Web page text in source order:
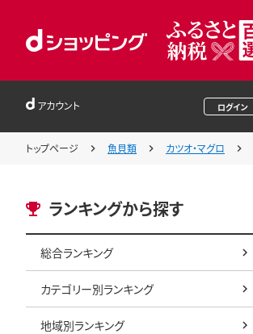
アカウント ログイン
トップページ 魚貝類 カツオ・マグロ
ランキングから探す
総合ランキング
カテゴリー別ランキング
地域別ランキング